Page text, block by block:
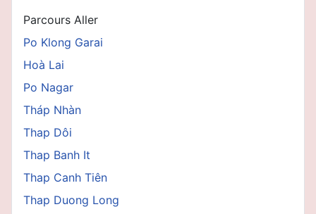
Parcours Aller
Po Klong Garai
Hoà Lai
Po Nagar
Tháp Nhàn
Thap Dôi
Thap Banh It
Thap Canh Tiên
Thap Duong Long